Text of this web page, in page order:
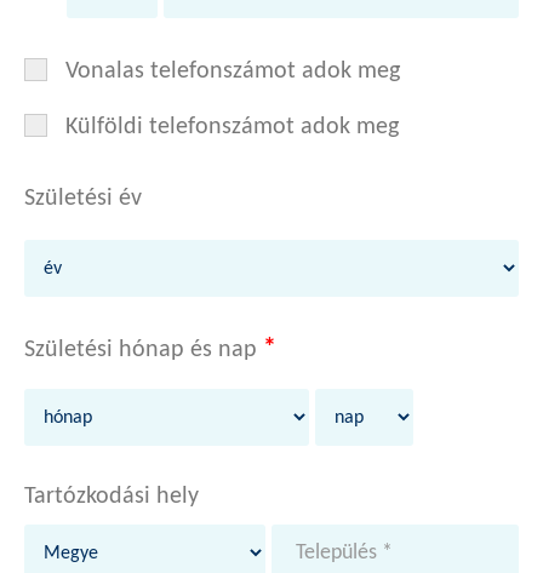
Vonalas telefonszámot adok meg
Külföldi telefonszámot adok meg
Születési év
Születési hónap és nap *
Tartózkodási hely